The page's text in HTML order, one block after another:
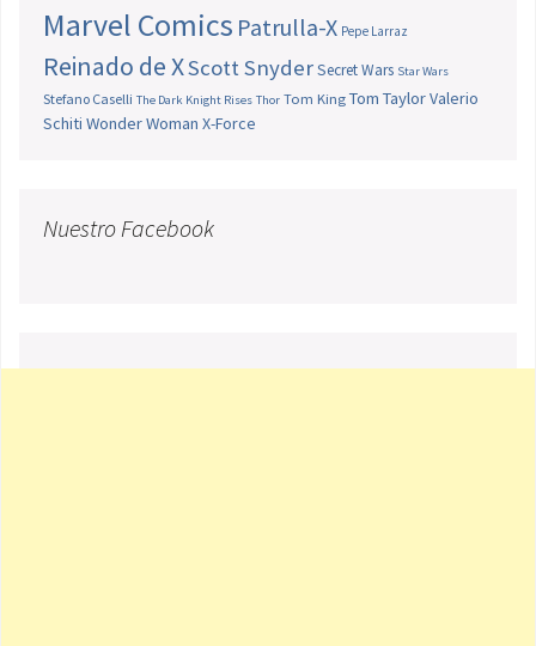
Marvel Comics Patrulla-X Pepe Larraz
Reinado de XScott SnyderSecret Wars Star Wars
Stefano Caselli The Dark Knight Rises Thor Tom King Tom TaylorValerio
Schiti Wonder Woman X-Force
Nuestro Facebook